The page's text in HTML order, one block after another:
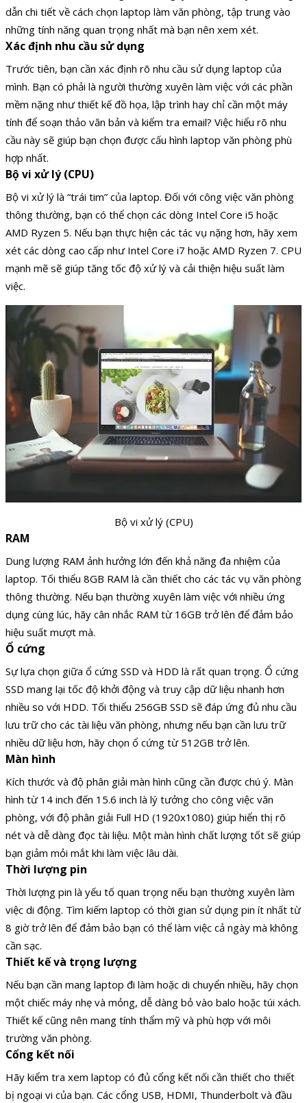
dẫn chi tiết về cách chọn laptop làm văn phòng, tập trung vào
những tính năng quan trọng nhất mà bạn nên xem xét.
Xác định nhu cầu sử dụng
Trước tiên, bạn cần xác định rõ nhu cầu sử dụng laptop của
mình. Bạn có phải là người thường xuyên làm việc với các phần
mềm nặng như thiết kế đồ họa, lập trình hay chỉ cần một máy
tính để soạn thảo văn bản và kiểm tra email? Việc hiểu rõ nhu
cầu này sẽ giúp bạn chọn được cấu hình laptop văn phòng phù
hợp nhất.
Bộ vi xử lý (CPU)
Bộ vi xử lý là “trái tim” của laptop. Đối với công việc văn phòng
thông thường, bạn có thể chọn các dòng Intel Core i5 hoặc
AMD Ryzen 5. Nếu bạn thực hiện các tác vụ nặng hơn, hãy xem
xét các dòng cao cấp như Intel Core i7 hoặc AMD Ryzen 7. CPU
mạnh mẽ sẽ giúp tăng tốc độ xử lý và cải thiện hiệu suất làm
việc.
Bộ vi xử lý (CPU)
RAM
Dung lượng RAM ảnh hưởng lớn đến khả năng đa nhiệm của
laptop. Tối thiểu 8GB RAM là cần thiết cho các tác vụ văn phòng
thông thường. Nếu bạn thường xuyên làm việc với nhiều ứng
dụng cùng lúc, hãy cân nhắc RAM từ 16GB trở lên để đảm bảo
hiệu suất mượt mà.
Ổ cứng
Sự lựa chọn giữa ổ cứng SSD và HDD là rất quan trọng. Ổ cứng
SSD mang lại tốc độ khởi động và truy cập dữ liệu nhanh hơn
nhiều so với HDD. Tối thiểu 256GB SSD sẽ đáp ứng đủ nhu cầu
lưu trữ cho các tài liệu văn phòng, nhưng nếu bạn cần lưu trữ
nhiều dữ liệu hơn, hãy chọn ổ cứng từ 512GB trở lên.
Màn hình
Kích thước và độ phân giải màn hình cũng cần được chú ý. Màn
hình từ 14 inch đến 15.6 inch là lý tưởng cho công việc văn
phòng, với độ phân giải Full HD (1920x1080) giúp hiển thị rõ
nét và dễ dàng đọc tài liệu. Một màn hình chất lượng tốt sẽ giúp
bạn giảm mỏi mắt khi làm việc lâu dài.
Thời lượng pin
Thời lượng pin là yếu tố quan trọng nếu bạn thường xuyên làm
việc di động. Tìm kiếm laptop có thời gian sử dụng pin ít nhất từ
8 giờ trở lên để đảm bảo bạn có thể làm việc cả ngày mà không
cần sạc.
Thiết kế và trọng lượng
Nếu bạn cần mang laptop đi làm hoặc di chuyển nhiều, hãy chọn
một chiếc máy nhẹ và mỏng, dễ dàng bỏ vào balo hoặc túi xách.
Thiết kế cũng nên mang tính thẩm mỹ và phù hợp với môi
trường văn phòng.
Cổng kết nối
Hãy kiểm tra xem laptop có đủ cổng kết nối cần thiết cho thiết
bị ngoại vi của bạn. Các cổng USB, HDMI, Thunderbolt và đầu